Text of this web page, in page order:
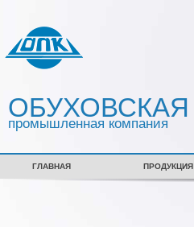
ОБУХОВСКАЯ
промышленная компания
ГЛАВНАЯ ПРОДУКЦИЯ